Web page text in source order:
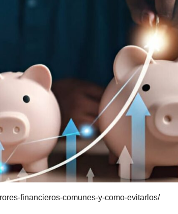
financieros-comunes-y-como-evitarlos/